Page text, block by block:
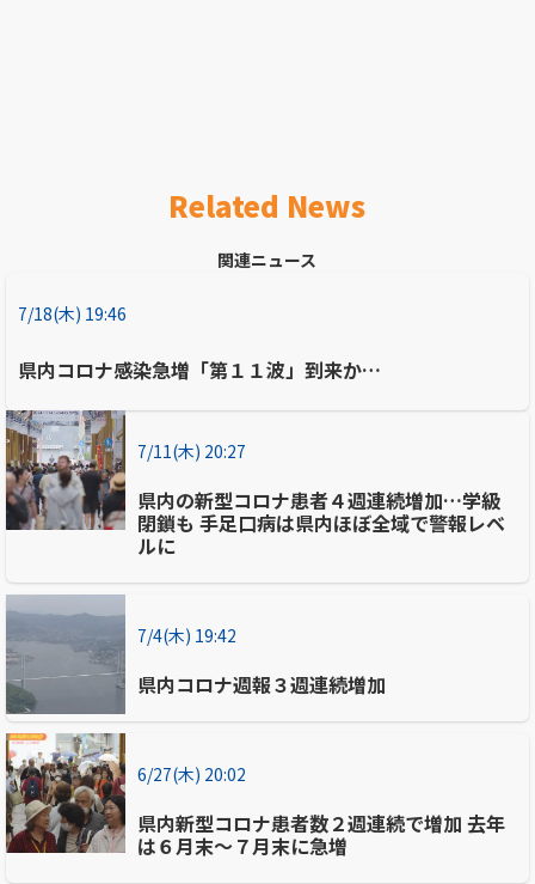
Related News
関連ニュース
7/18(木) 19:46
県内コロナ感染急増「第１１波」到来か…
7/11(木) 20:27
県内の新型コロナ患者４週連続増加…学級
閉鎖も 手足口病は県内ほぼ全域で警報レベ
ルに
7/4(木) 19:42
県内コロナ週報３週連続増加
6/27(木) 20:02
県内新型コロナ患者数２週連続で増加 去年
は６月末～７月末に急増